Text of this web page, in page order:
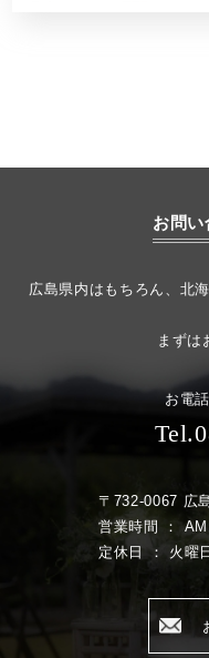
お問い
広島県内はもちろん、北
まずは
お電
〒732-0067 広
営業時間 ：
定休日 ： 火曜